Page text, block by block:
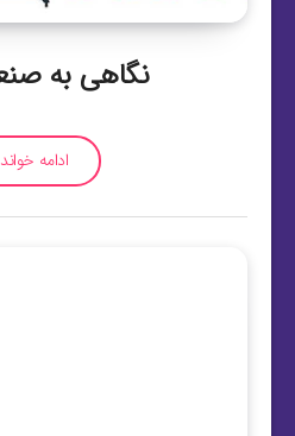
نگاهی به
ادامه